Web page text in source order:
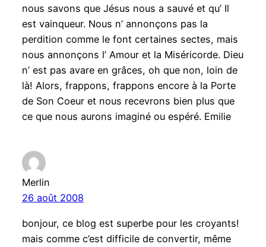
nous savons que Jésus nous a sauvé et qu’ Il
est vainqueur. Nous n’ annonçons pas la
perdition comme le font certaines sectes, mais
nous annonçons l’ Amour et la Miséricorde. Dieu
n’ est pas avare en grâces, oh que non, loin de
là! Alors, frappons, frappons encore à la Porte
de Son Coeur et nous recevrons bien plus que
ce que nous aurons imaginé ou espéré. Emilie
Merlin
26 août 2008
bonjour, ce blog est superbe pour les croyants!
mais comme c’est difficile de convertir, même